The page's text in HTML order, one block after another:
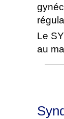
Le
au